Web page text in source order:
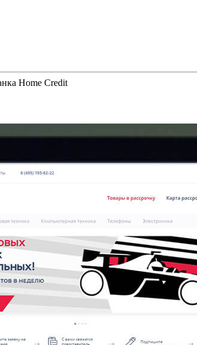
Home Credit